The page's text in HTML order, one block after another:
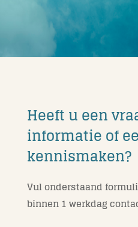
Heeft u een
informatie of
kennismaken?
Vul onderstaand
binnen 1 werkdag